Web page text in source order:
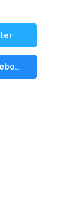
Facebook Messenger